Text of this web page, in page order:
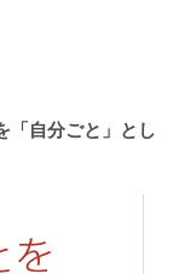
「自分ごと」とし